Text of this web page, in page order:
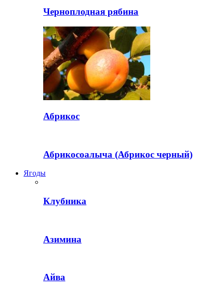
Черноплодная рябина
Абрикос
Абрикосоалыча (Абрикос черный)
Ягоды
Клубника
Азимина
Айва